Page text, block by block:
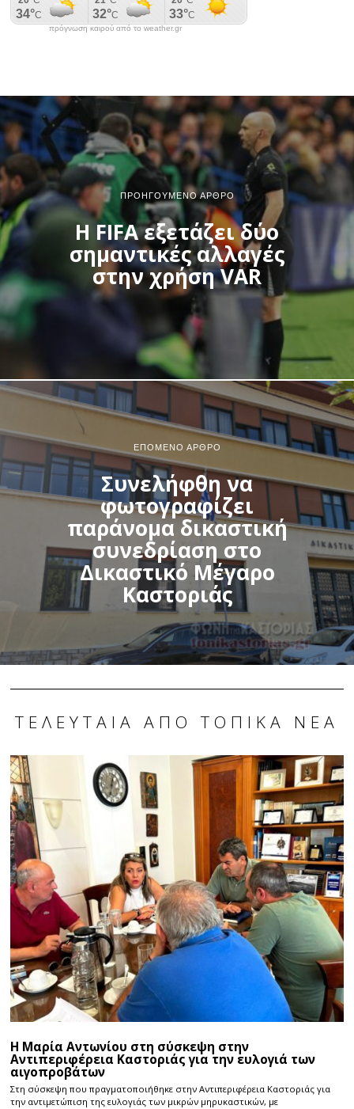
πρόγνωση καιρού από το weather.gr
ΠΡΟΗΓΟΎΜΕΝΟ ΆΡΘΡΟ
Η FIFA εξετάζει δύο
σημαντικές αλλαγές
στην χρήση VAR
ΕΠΌΜΕΝΟ ΆΡΘΡΟ
Συνελήφθη να
φωτογραφίζει
παράνομα δικαστική
συνεδρίαση στο
Δικαστικό Μέγαρο
Καστοριάς
ΤΕΛΕΥΤΑΊΑ ΑΠΌ ΤΟΠΙΚΆ ΝΈΑ
Η Μαρία Αντωνίου στη σύσκεψη στην
Αντιπεριφέρεια Καστοριάς για την ευλογιά των
αιγοπροβάτων
Στη σύσκεψη που πραγματοποιήθηκε στην Αντιπεριφέρεια Καστοριάς για
την αντιμετώπιση της ευλογιάς των μικρών μηρυκαστικών, με